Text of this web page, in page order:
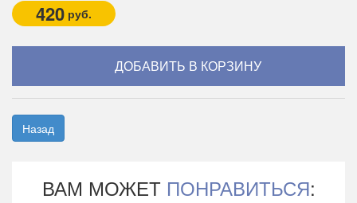
420 руб.
Назад
ВАМ МОЖЕТ ПОНРАВИТЬСЯ: